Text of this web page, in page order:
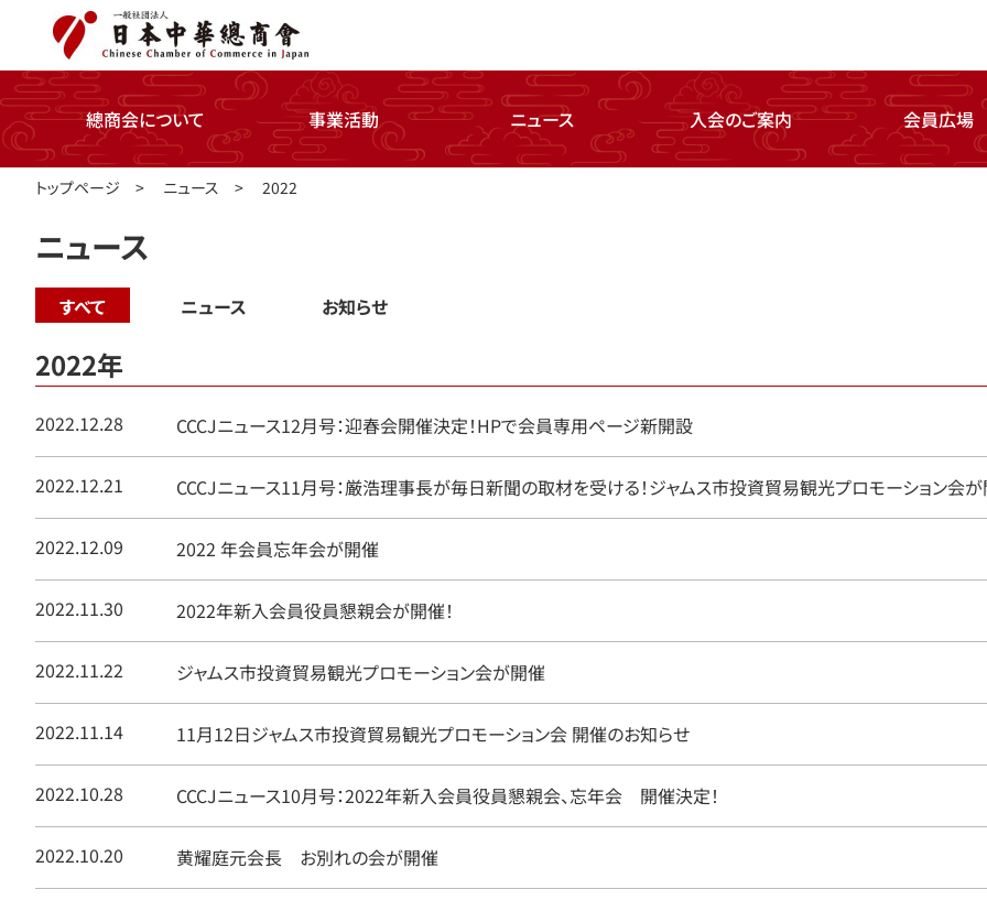
總商会について 事業活動 ニュース 入会のご案内 会員広場
トップページ > ニュース > 2022
ニュース
すべて ニュース お知らせ
2022年
2022.12.28 CCCJニュース12月号：迎春会開催決定！HPで会員専用ページ新開設
2022.12.21 CCCJニュース11月号：厳浩理事長が毎日新聞の取材を受ける！ジャムス市投資貿易観光プロモーション会が
2022.12.09 2022 年会員忘年会が開催
2022.11.30 2022年新入会員役員懇親会が開催！
2022.11.22 ジャムス市投資貿易観光プロモーション会が開催
2022.11.14 11月12日ジャムス市投資貿易観光プロモーション会 開催のお知らせ
2022.10.28 CCCJニュース10月号：2022年新入会員役員懇親会、忘年会 開催決定！
2022.10.20 黄耀庭元会長 お別れの会が開催